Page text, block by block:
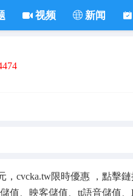
视频 新闻
，cvcka.tw限時優惠 ，點擊
值 映客儲值 tt語音儲值